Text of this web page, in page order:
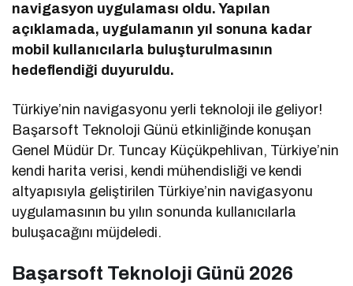
navigasyon uygulaması oldu. Yapılan
açıklamada, uygulamanın yıl sonuna kadar
mobil kullanıcılarla buluşturulmasının
hedeflendiği duyuruldu.
Türkiye’nin navigasyonu yerli teknoloji ile geliyor!
Başarsoft Teknoloji Günü etkinliğinde konuşan
Genel Müdür Dr. Tuncay Küçükpehlivan, Türkiye’nin
kendi harita verisi, kendi mühendisliği ve kendi
altyapısıyla geliştirilen Türkiye’nin navigasyonu
uygulamasının bu yılın sonunda kullanıcılarla
buluşacağını müjdeledi.
Başarsoft Teknoloji Günü 2026